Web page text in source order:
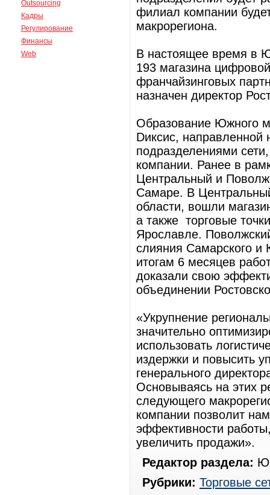
Outsourcing
Кадры
Регулирование
Финансы
Web
филиал компании
макрорегиона.
В настоящее время в
193 магазина
франчайзинговых
назначен директор
Образование Южного
Dиксис,
подразделениями
компании. Ранее в
Центральный и
Самаре. В
области, вошли
а также торговые
Ярославле.
слияния Самарского и
итогам 6 месяцев
доказали свою
объединении
«Укрупнение
значительно
использовать
издержки и повысить
генерального
Основываясь на этих
следующего
компании позволит
эффективности
увеличить продажи».
Редактор раздела:
Рубрики: Торговые